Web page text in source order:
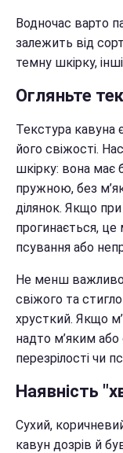
Водночас варто
залежить від
темну шкірку,
Огляньте
Текстура кавуна
його свіжості.
шкірку: вона
пружною, без
ділянок. Якщо
прогинається,
псування або
Не менш важливо
свіжого та
хрусткий. Якщо
надто м’яким
перезрілості чи
Наявність
Сухий,
кавун дозрів й